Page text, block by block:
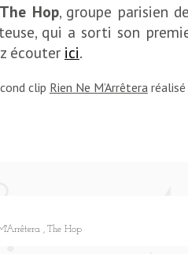
The Hop, groupe parisien
qui a sorti son
écouter ici.
clip Rien Ne M’Arrêteraréalisé
The Hop